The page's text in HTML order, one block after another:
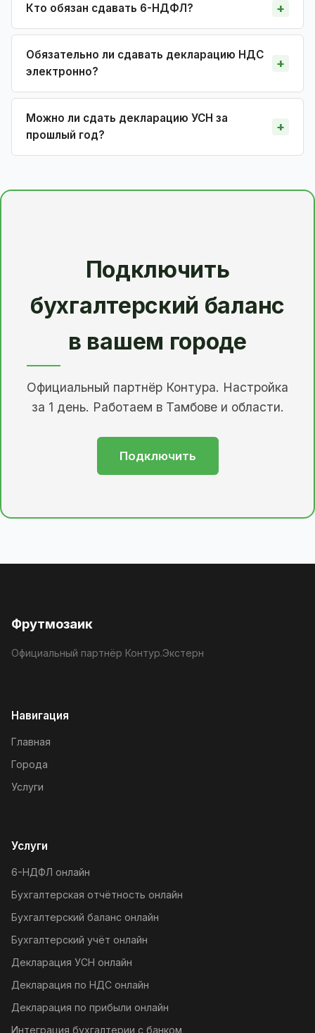
Кто обязан сдавать 6-НДФЛ?
Обязательно ли сдавать декларацию НДС
электронно?
Можно ли сдать декларацию УСН за
прошлый год?
Подключить
бухгалтерский баланс
в вашем городе
Официальный партнёр Контура. Настройка
за 1 день. Работаем в Тамбове и области.
Подключить
Фрутмозаик
Официальный партнёр Контур.Экстерн
Навигация
Главная
Города
Услуги
Услуги
6-НДФЛ онлайн
Бухгалтерская отчётность онлайн
Бухгалтерский баланс онлайн
Бухгалтерский учёт онлайн
Декларация УСН онлайн
Декларация по НДС онлайн
Декларация по прибыли онлайн
Интеграция бухгалтерии с банком